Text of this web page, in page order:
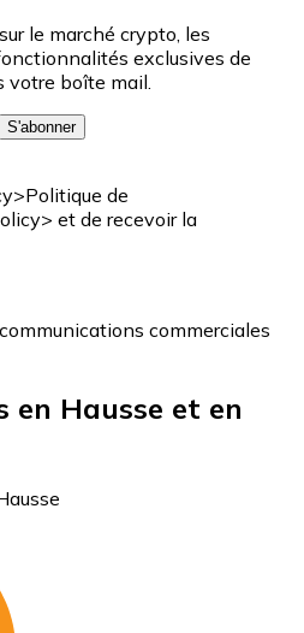
le marché crypto, les
exclusives de
votre boîte mail.
S'abonner
de
et de recevoir la
commerciales
en Hausse et en